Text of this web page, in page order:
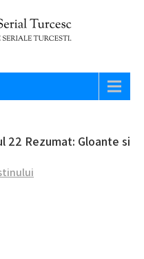
TURCESC
22 Rezumat: Gloante si